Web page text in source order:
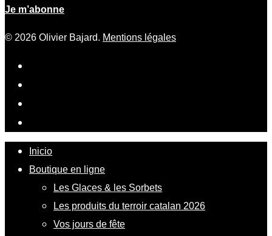
Je m’abonne
© 2026 Olivier Bajard. Mentions légales
Inicio
Boutique en ligne
Les Glaces & les Sorbets
Les produits du terroir catalan 2026
Vos jours de fête